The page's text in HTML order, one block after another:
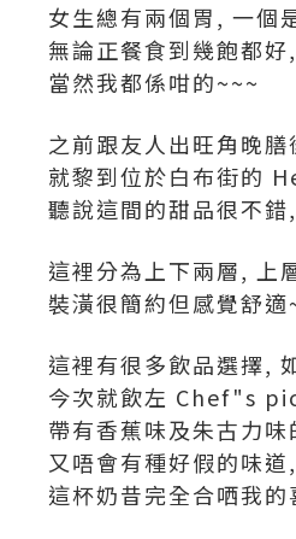
女生總有兩個胃, 一個
無論正餐食到幾飽都
當然我都係咁的~~~
之前跟友人出旺角晚
就黎到位於白布街的
聽說這間的甜品很不
這裡分為上下兩層, 上
裝潢很簡約但感覺舒適
這裡有很多飲品選擇,
今次就飲左 Chef"s
帶有香蕉味及朱古力
又唔會有種好假的味
這杯奶昔完全合哂我